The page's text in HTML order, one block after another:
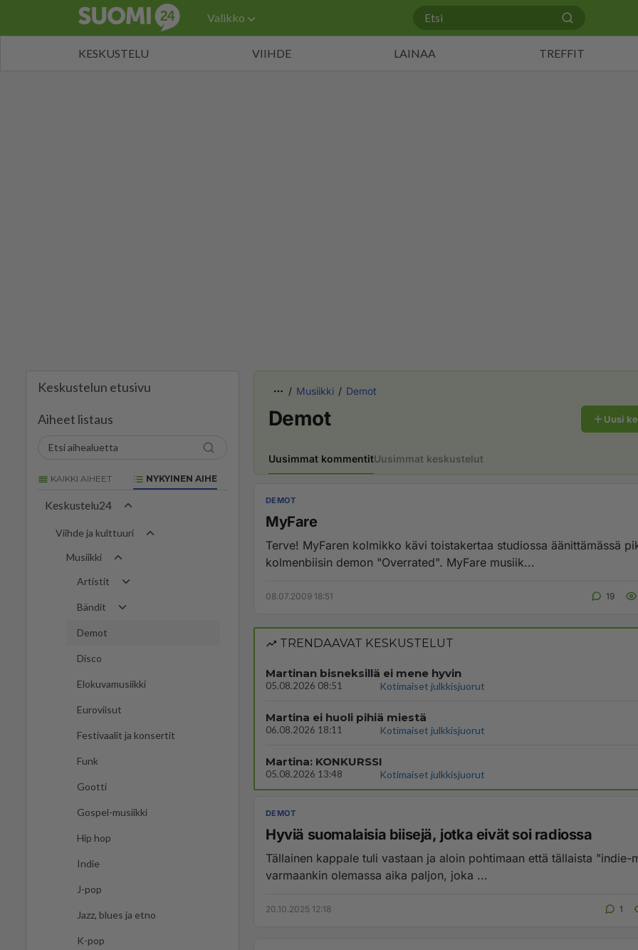
Valikko
KESKUSTELU VIIHDE LAINAA TREFFIT
Keskustelun etusivu
Aiheet listaus
KAIKKI AIHEET NYKYINEN AIHE
Keskustelu24
Viihde ja kulttuuri
Musiikki
Artistit
Bändit
Demot
Disco
Elokuvamusiikki
Euroviisut
Festivaalit ja konsertit
Funk
Gootti
Gospel-musiikki
Hip hop
Indie
J-pop
Jazz, blues ja etno
K-pop
Musiikki Demot
Demot Uusi
Uusimmat kommentitUusimmat keskustelut
DEMOT
MyFare
Terve! MyFaren kolmikko kävi toistakertaa studiossa äänittämässä
kolmenbiisin demon "Overrated". MyFare musiik...
08.07.2009 18:51 19
TRENDAAVAT KESKUSTELUT
Martinan bisneksillä ei mene hyvin
05.08.2026 08:51 Kotimaiset julkkisjuorut
Martina ei huoli pihiä miestä
06.08.2026 18:11 Kotimaiset julkkisjuorut
Martina: KONKURSSI
05.08.2026 13:48 Kotimaiset julkkisjuorut
DEMOT
Hyviä suomalaisia biisejä, jotka eivät soi radiossa
Tällainen kappale tuli vastaan ja aloin pohtimaan että tällaista "indie-
varmaankin olemassa aika paljon, joka ...
20.10.2025 12:18 1